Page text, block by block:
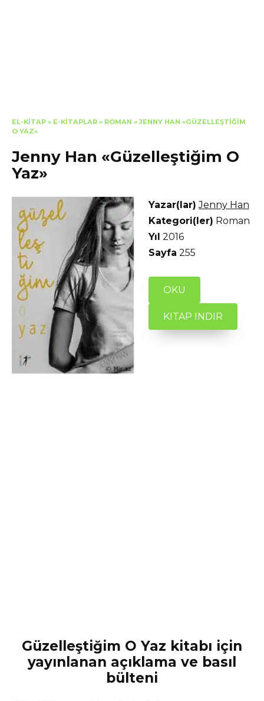
EL-KITAP » E-KITAPLAR » ROMAN »JENNY HAN «GÜZELLEŞTIĞIM
O YAZ»
Jenny Han «Güzelleştiğim O
Yaz»
Yazar(lar) Jenny Han
Kategori(ler) Roman
Yıl 2016
Sayfa 255
OKU
KITAP INDIR
Güzelleştiğim O Yaz kitabı için
yayınlanan açıklama ve basıl
bülteni